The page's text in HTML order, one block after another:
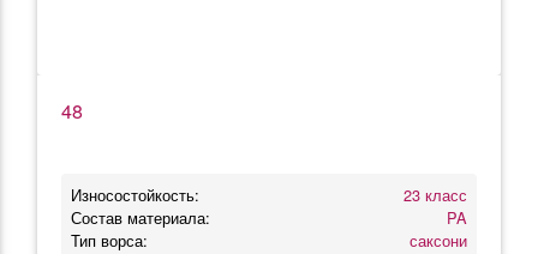
48
Износостойкость:
23 класс
Состав материала:
PA
Тип ворса:
саксони